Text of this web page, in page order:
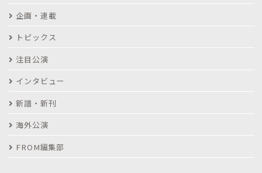
企画・連載
トピックス
注目公演
インタビュー
新譜・新刊
海外公演
FROM編集部